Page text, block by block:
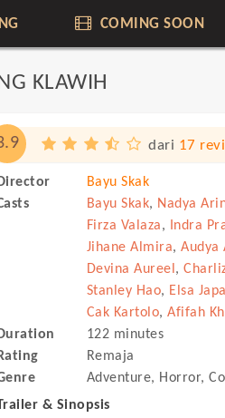
COMING SOON
KLAWIH
dari 17
Director
Bayu Skak
Bayu Skak, Nadya
Firza Valaza, Indra
Jihane Almira, Audya
Devina Aureel ,
Stanley Hao, Elsa
Cak Kartolo, Afifah
Duration
122 minutes
Rating
Remaja
Adventure, Horror,
& Sinopsis